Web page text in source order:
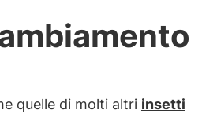
quelle di molti altri insetti